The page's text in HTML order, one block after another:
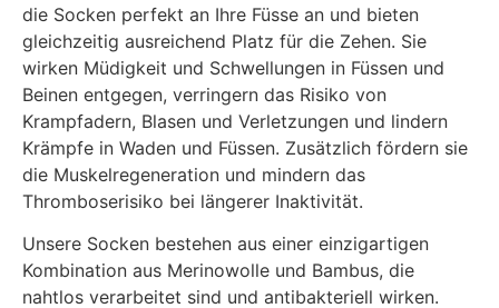
die Socken perfekt an Ihre Füsse an und bieten
gleichzeitig ausreichend Platz für die Zehen. Sie
wirken Müdigkeit und Schwellungen in Füssen und
Beinen entgegen, verringern das Risiko von
Krampfadern, Blasen und Verletzungen und lindern
Krämpfe in Waden und Füssen. Zusätzlich fördern sie
die Muskelregeneration und mindern das
Thromboserisiko bei längerer Inaktivität.
Unsere Socken bestehen aus einer einzigartigen
Kombination aus Merinowolle und Bambus, die
nahtlos verarbeitet sind und antibakteriell wirken.